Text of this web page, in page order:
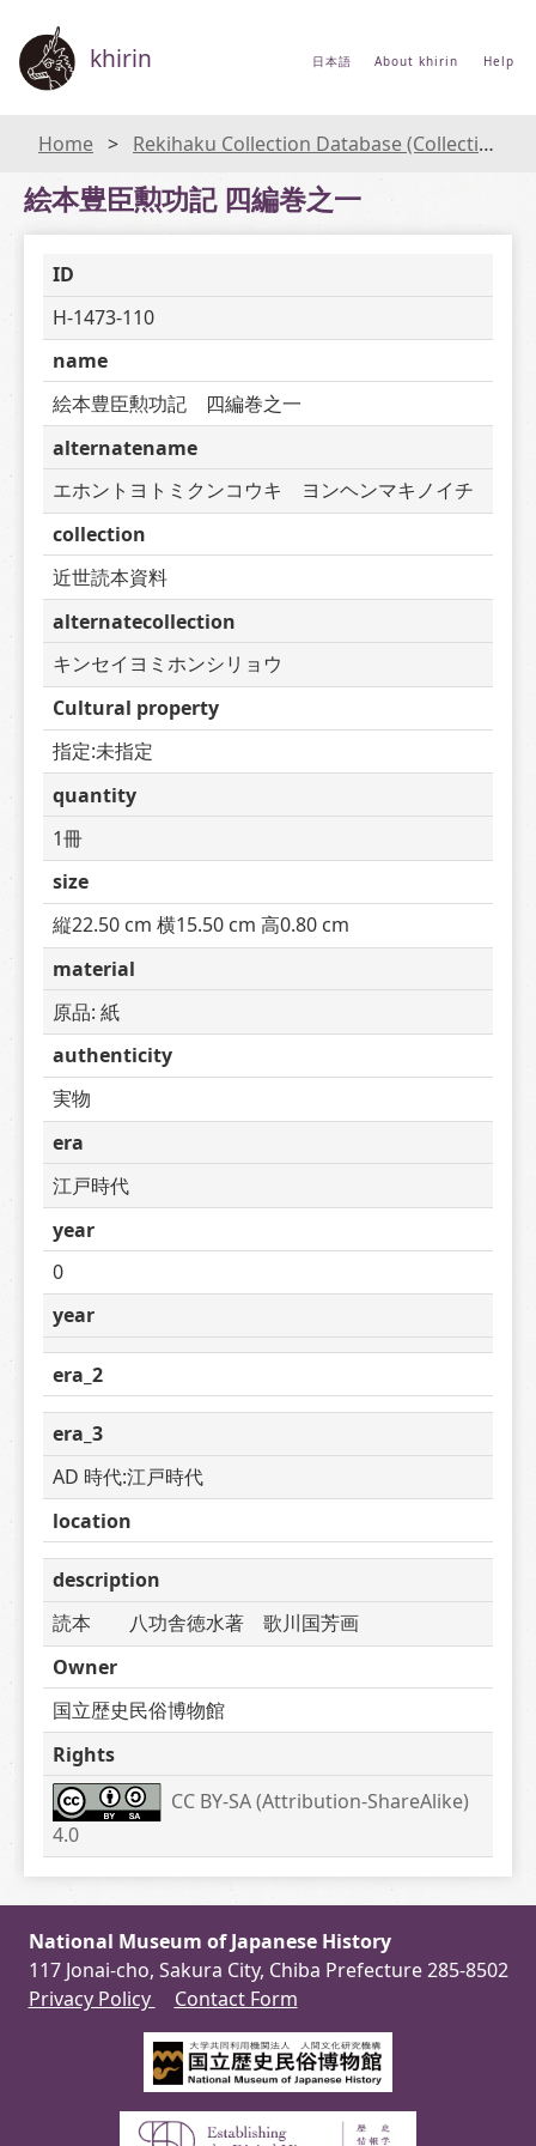
khirin 日本語 About khirin Help
Home Rekihaku Collection Database (Collections Database of the National Museum of Japanese History)
絵本豊臣勲功記 四編巻之一
ID
H-1473-110
name
絵本豊臣勲功記　四編巻之一
alternatename
エホントヨトミクンコウキ　ヨンヘンマキノイチ
collection
近世読本資料
alternatecollection
キンセイヨミホンシリョウ
Cultural property
指定:未指定
quantity
1冊
size
縦22.50 cm 横15.50 cm 高0.80 cm
material
原品: 紙
authenticity
実物
era
江戸時代
year
0
year
era_2
era_3
AD 時代:江戸時代
location
description
読本　　八功舎徳水著　歌川国芳画
Owner
国立歴史民俗博物館
Rights
CC BY-SA (Attribution-ShareAlike)
4.0
National Museum of Japanese History
117 Jonai-cho, Sakura City, Chiba Prefecture 285-8502
Privacy Policy
Contact Form